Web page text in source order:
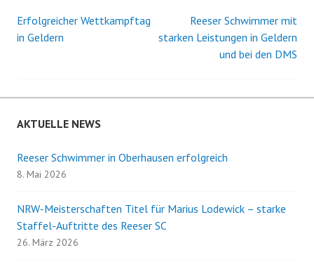
Beitrags-
Erfolgreicher Wettkampftag
in Geldern
Reeser Schwimmer mit
starken Leistungen in Geldern
und bei den DMS
AKTUELLE NEWS
Reeser Schwimmer in Oberhausen erfolgreich
8. Mai 2026
NRW-Meisterschaften Titel für Marius Lodewick – starke
Staffel-Auftritte des Reeser SC
26. März 2026